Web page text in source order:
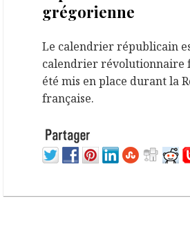
grégorienne
Le calendrier républicain
calendrier révolutionnaire
été mis en place durant la
française.